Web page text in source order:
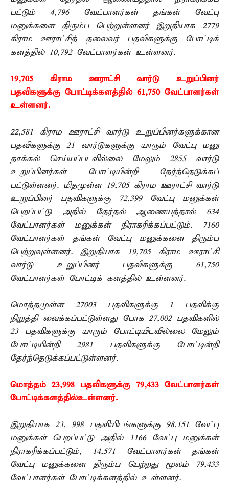
பட்டும் 4,796 வேட்பாளர்கள் தங்கள் வேட்பு
மனுக்களை திரும்ப பெற்றுள்ளனர் இறுதியாக 2779
கிராம ஊராட்சித் தலைவர் பதவிகளுக்கு போட்டிக்
களத்தில் 10,792 வேட்பாளர்கள் உள்ளனர்.
19,705 கிராம ஊராட்சி வார்டு உறுப்பினர்
பதவிகளுக்கு போட்டிக்களத்தில் 61,750 வேட்பாளர்கள்
உள்ளனர்.
22,581 கிராம ஊராட்சி வார்டு உறுப்பினர்களுக்கான
பதவிகளுக்கு 21 வார்டுகளுக்கு யாரும் வேட்பு மனு
தாக்கல் செய்யப்படவில்லை மேலும் 2855 வார்டு
உறுப்பினர்கள் போட்டியின்றி தேர்ந்தெடுக்கப்
பட்டுள்ளனர். மிதமுள்ள 19,705 கிராம ஊராட்சி வார்டு
உறுப்பினர் பதவிகளுக்கு 72,399 வேட்பு மனுக்கள்
பெறப்பட்டு அதில் தேர்தல் ஆணையத்தால் 634
வேட்பாளர்கள் மனுக்கள் நிராகரிக்கப்பட்டும். 7160
வேட்பாளர்கள் தங்கள் வேட்பு மனுக்களை திரும்ப
பெற்றுவுள்ளனர். இறுதியாக 19,705 கிராம ஊராட்சி
வார்டு உறுப்பினர் பதவிகளுக்கு 61,750
வேட்பாளர்கள் போட்டிக் களத்தில் உள்ளனர்.
மொத்தமுள்ள 27003 பதவிகளுக்கு 1 பதவிக்கு
நிறுத்தி வைக்கப்பட்டுள்ளது போக 27,002 பதவிகளில்
23 பதவிகளுக்கு யாரும் போட்டியிடவில்லை மேலும்
போட்டியின்றி 2981 பதவிகளுக்கு போட்டின்றி
தேர்ந்தெடுக்கப்பட்டுள்ளனர்.
மொத்தம் 23,998 பதவிகளுக்கு 79,433 வேட்பாளர்கள்
போட்டிக்களத்தில்உள்ளனர்.
இறுதியாக 23, 998 பதவியிடங்களுக்கு 98,151 வேட்பு
மனுக்கள் பெறப்பட்டு அதில் 1166 வேட்பு மனுக்கள்
நிராகரிக்கப்பட்டும், 14,571 வேட்பாளர்கள் தங்கள்
வேட்பு மனுக்களை திரும்ப பெற்றது மூலம் 79,433
வேட்பாளர்கள் போட்டிக்களத்தில் உள்ளனர்.